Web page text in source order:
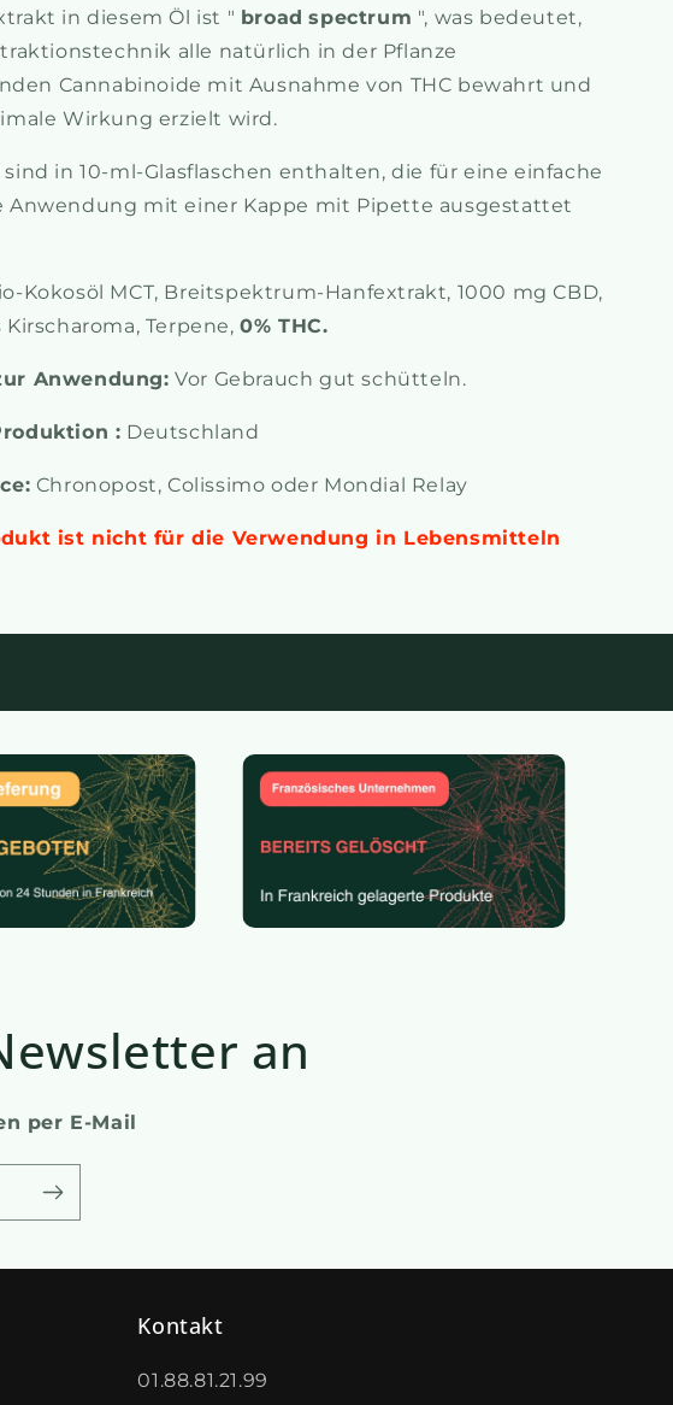
in diesem Öl ist " broad spectrum ", was bedeutet,
alle natürlich in der Pflanze
Cannabinoide mit Ausnahme von THC bewahrt und
Wirkung erzielt wird.
sind in 10-ml-Glasflaschen enthalten, die für eine einfache
Anwendung mit einer Kappe mit Pipette ausgestattet
Kokosöl MCT, Breitspektrum-Hanfextrakt, 1000 mg CBD,
Terpene,0% THC.
Anwendung: Vor Gebrauch gut schütteln.
: Deutschland
Chronopost, Colissimo oder Mondial Relay
ist nicht für die Verwendung in Lebensmitteln
an
per E-Mail
Kontakt
01.88.81.21.99